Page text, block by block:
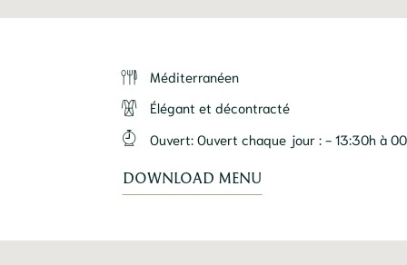
Méditerranéen
Élégant et décontracté
Ouvert: Ouvert chaque jour : - 13:30h à
DOWNLOAD MENU